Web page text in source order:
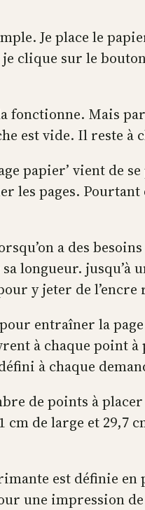
Je place le
clique sur le
fonctionne. Mais
est vide. Il reste à
papier’ vient de
les pages. Pourtant
a des
sa longueur.
y jeter de
entraîner la
à chaque point
à chaque
de points à
de large et 29,7
est définie
une impression